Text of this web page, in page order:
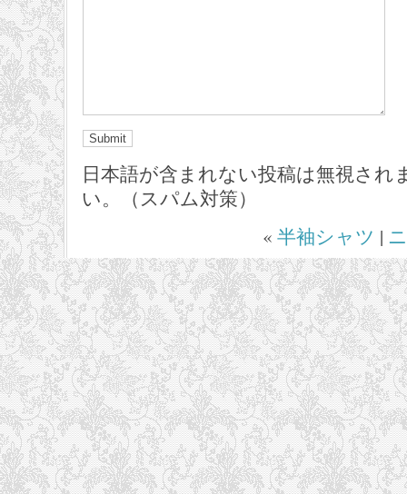
日本語が含まれない投稿は無視され
い。（スパム対策）
« 半袖シャツ |